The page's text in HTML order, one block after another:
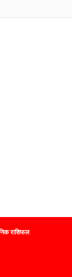
राशिफल